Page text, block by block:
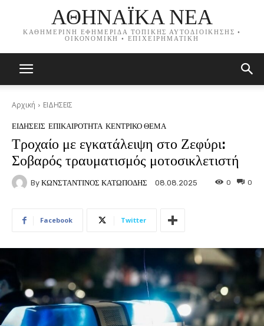
ΑΘΗΝΑΪΚΑ ΝΕΑ
ΚΑΘΗΜΕΡΙΝΗ ΕΦΗΜΕΡΙΔΑ ΤΟΠΙΚΗΣ ΑΥΤΟΔΙΟΙΚΗΣΗΣ •
ΟΙΚΟΝΟΜΙΚΗ • ΕΠΙΧΕΙΡΗΜΑΤΙΚΗ
Αρχική ΕΙΔΗΣΕΙΣ
ΕΙΔΗΣΕΙΣ ΕΠΙΚΑΙΡΟΤΗΤΑ ΚΕΝΤΡΙΚΟ ΘΕΜΑ
Τροχαίο με εγκατάλειψη στο Ζεφύρι:
Σοβαρός τραυματισμός μοτοσικλετιστή
By ΚΩΝΣΤΑΝΤΙΝΟΣ ΚΑΤΩΠΟΔΗΣ 08.08.2025 0
0
Facebook Twitter